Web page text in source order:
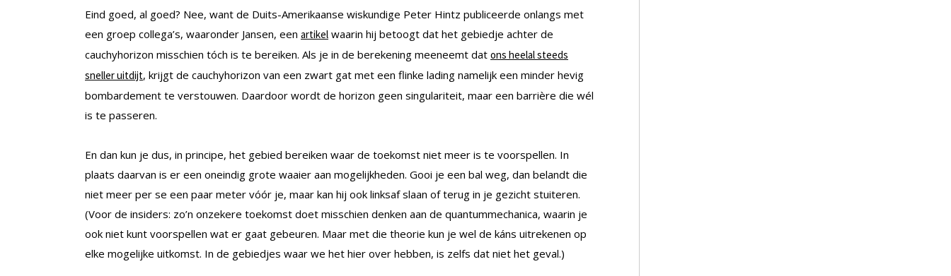
Eind goed, al goed? Nee, want de Duits-Amerikaanse wiskundige Peter Hintz publiceerde onlangs met
een groep collega’s, waaronder Jansen, een artikel waarin hij betoogt dat het gebiedje achter de
cauchyhorizon misschien tóch is te bereiken. Als je in de berekening meeneemt dat ons heelal steeds
sneller uitdijt, krijgt de cauchyhorizon van een zwart gat met een flinke lading namelijk een minder hevig
bombardement te verstouwen. Daardoor wordt de horizon geen singulariteit, maar een barrière die wél
is te passeren.
En dan kun je dus, in principe, het gebied bereiken waar de toekomst niet meer is te voorspellen. In
plaats daarvan is er een oneindig grote waaier aan mogelijkheden. Gooi je een bal weg, dan belandt die
niet meer per se een paar meter vóór je, maar kan hij ook linksaf slaan of terug in je gezicht stuiteren.
(Voor de insiders: zo’n onzekere toekomst doet misschien denken aan de quantummechanica, waarin je
ook niet kunt voorspellen wat er gaat gebeuren. Maar met die theorie kun je wel de káns uitrekenen op
elke mogelijke uitkomst. In de gebiedjes waar we het hier over hebben, is zelfs dat niet het geval.)